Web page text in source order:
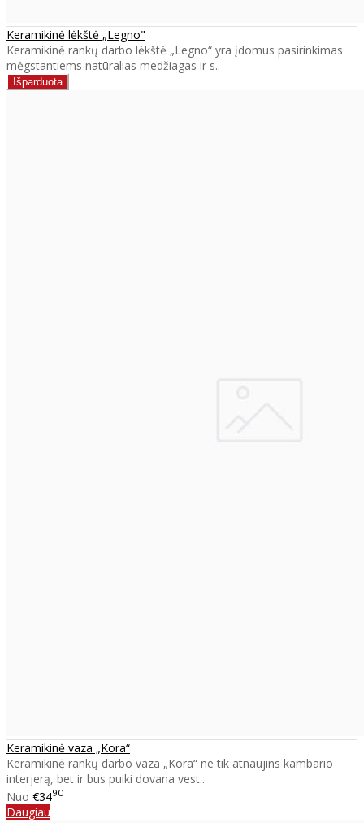
Keramikinė lėkštė „Legno"
Keramikinė rankų darbo lėkštė „Legno“ yra įdomus pasirinkimas
mėgstantiems natūralias medžiagas ir s..
Keramikinė vaza „Kora“
Keramikinė rankų darbo vaza „Kora“ ne tik atnaujins kambario
interjerą, bet ir bus puiki dovana vest..
Nuo €3490
Daugiau